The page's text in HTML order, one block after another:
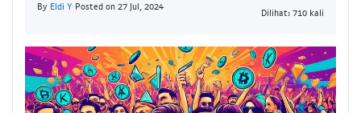
By Eldi Y Posted on 27 Jul, 2024
Dilihat: 710 kali